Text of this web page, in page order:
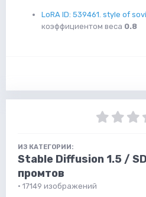
LoRA ID: 539461. style of
коэффициентом веса 0.8
ИЗ КАТЕГОРИИ:
Stable Diffusion 1.5 /
промтов
· 17149 изображений